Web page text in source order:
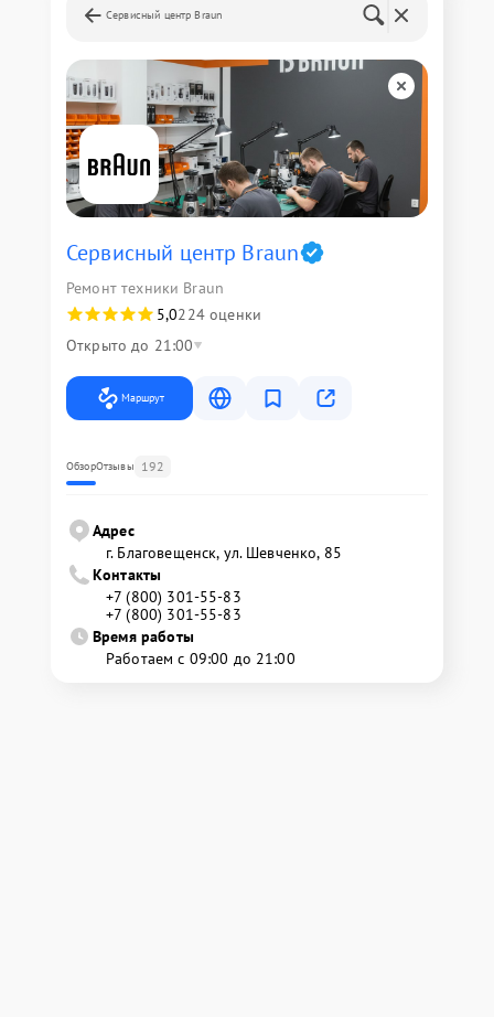
Сервисный центр Braun
Сервисный центр Braun
Ремонт техники Braun
5,0224 оценки
Открыто до 21:00
Маршрут
ОбзорОтзывы 192
Адрес
г. Благовещенск, ул. Шевченко, 85
Контакты
+7 (800) 301-55-83
+7 (800) 301-55-83
Время работы
Работаем с 09:00 до 21:00